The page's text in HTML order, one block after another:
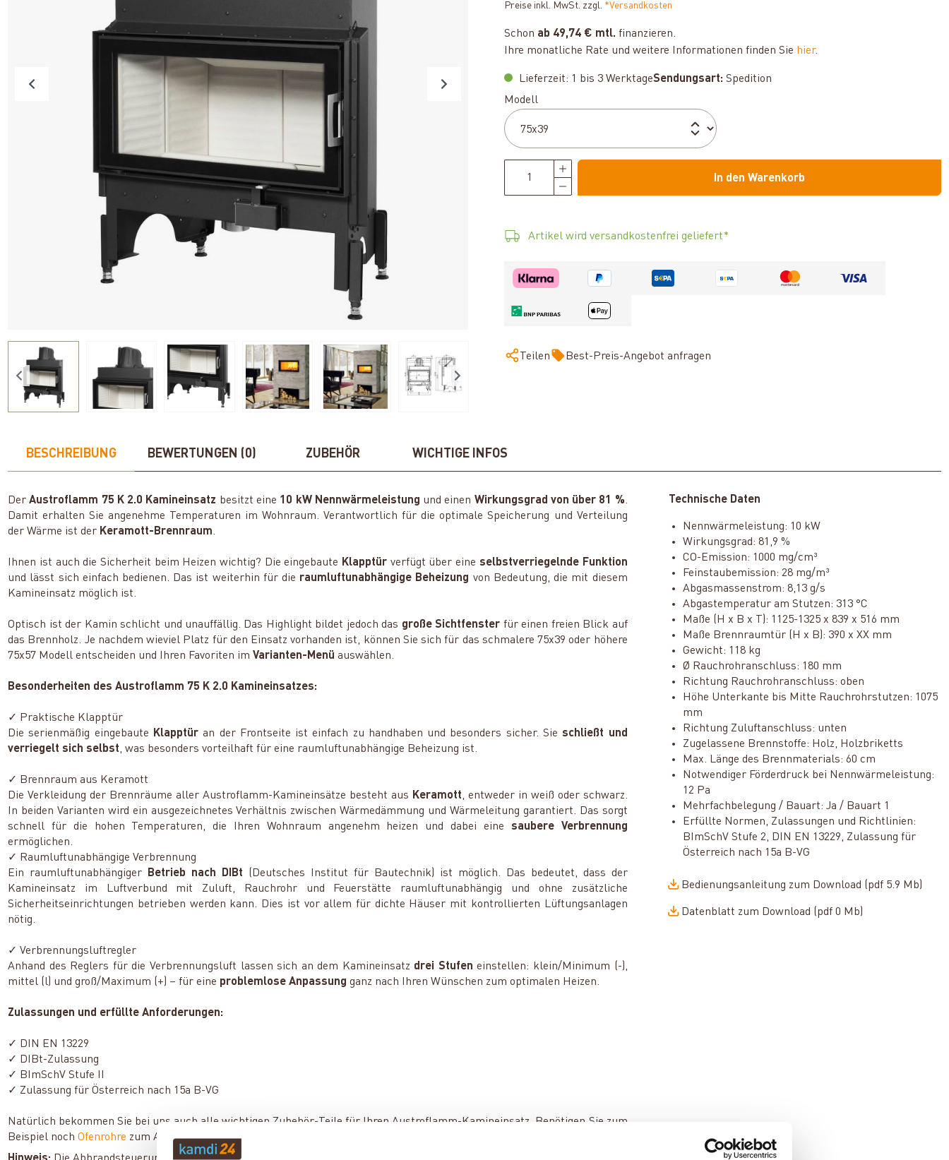
Preise inkl. MwSt. zzgl. *Versandkosten
Schon ab 49,74 € mtl. finanzieren.
Ihre monatliche Rate und weitere Informationen finden Sie hier.
Lieferzeit: 1 bis 3 WerktageSendungsart: Spedition
Modell
In den Warenkorb
Artikel wird versandkostenfrei geliefert*
Teilen Best-Preis-Angebot anfragen
BESCHREIBUNG BEWERTUNGEN (0) ZUBEHÖR WICHTIGE INFOS
DerAustroflamm 75 K 2.0 Kamineinsatz besitzt eine 10 kW Nennwärmeleistung und einen Wirkungsgrad von über 81 %.
Damit erhalten Sie angenehme Temperaturen im Wohnraum. Verantwortlich für die optimale Speicherung und Verteilung
der Wärme ist der Keramott-Brennraum.
Ihnen ist auch die Sicherheit beim Heizen wichtig? Die eingebaute Klapptür verfügt über eine selbstverriegelnde Funktion
und lässt sich einfach bedienen. Das ist weiterhin für die raumluftunabhängige Beheizung von Bedeutung, die mit diesem
Kamineinsatz möglich ist.
Optisch ist der Kamin schlicht und unauffällig. Das Highlight bildet jedoch das große Sichtfenster für einen freien Blick auf
das Brennholz. Je nachdem wieviel Platz für den Einsatz vorhanden ist, können Sie sich für das schmalere 75x39 oder höhere
75x57 Modell entscheiden und Ihren Favoriten imVarianten-Menü auswählen.
Besonderheiten des Austroflamm 75 K 2.0 Kamineinsatzes:
✓ Praktische Klapptür
Die serienmäßig eingebaute
Klapptür an der Frontseite ist einfach zu handhaben und besonders sicher. Sieschließt und
verriegelt sich selbst, was besonders vorteilhaft für eine raumluftunabhängige Beheizung ist.
✓ Brennraum aus Keramott
Die Verkleidung der Brennräume aller Austroflamm-Kamineinsätze besteht aus Keramott, entweder in weiß oder schwarz.
In beiden Varianten wird ein ausgezeichnetes Verhältnis zwischen Wärmedämmung und Wärmeleitung garantiert. Das sorgt
schnell für die hohen Temperaturen, die Ihren Wohnraum angenehm heizen und dabei eine saubere Verbrennung
ermöglichen.
✓ Raumluftunabhängige Verbrennung
Ein raumluftunabhängiger
Betrieb nach DIBt (Deutsches Institut für Bautechnik) ist möglich. Das bedeutet, dass der
Kamineinsatz im Luftverbund mit Zuluft, Rauchrohr und Feuerstätte raumluftunabhängig und ohne zusätzliche
Sicherheitseinrichtungen betrieben werden kann. Dies ist vor allem für dichte Häuser mit kontrollierten Lüftungsanlagen
nötig.
✓ Verbrennungsluftregler
Anhand des Reglers für die Verbrennungsluft lassen sich an dem Kamineinsatz drei Stufen einstellen: klein/Minimum (-),
mittel (l) und groß/Maximum (+) – für eine problemlose Anpassung ganz nach Ihren Wünschen zum optimalen Heizen.
Zulassungen und erfüllte Anforderungen:
✓ DIN EN 13229
✓ DIBt-Zulassung
✓ BImSchV Stufe II
✓ Zulassung für Österreich nach 15a B-VG
Natürlich bekommen Sie bei uns auch alle wichtigen Zubehör-Teile für Ihren Austroflamm-Kamineinsatz. Benötigen Sie zum
Beispiel nochOfenrohre zum Anschluss an den
Technische Daten
Nennwärmeleistung: 10 kW
Wirkungsgrad: 81,9 %
CO-Emission: 1000 mg/cm³
Feinstaubemission: 28 mg/m³
Abgasmassenstrom: 8,13 g/s
Abgastemperatur am Stutzen: 313 °C
Maße (H x B x T): 1125-1325 x 839 x 516 mm
Maße Brennraumtür (H x B): 390 x XX mm
Gewicht: 118 kg
Ø Rauchrohranschluss: 180 mm
Richtung Rauchrohranschluss: oben
Höhe Unterkante bis Mitte Rauchrohrstutzen: 1075
mm
Richtung Zuluftanschluss: unten
Zugelassene Brennstoffe: Holz, Holzbriketts
Max. Länge des Brennmaterials: 60 cm
Notwendiger Förderdruck bei Nennwärmeleistung:
12 Pa
Mehrfachbelegung / Bauart: Ja / Bauart 1
Erfüllte Normen, Zulassungen und Richtlinien:
BImSchV Stufe 2, DIN EN 13229, Zulassung für
Österreich nach 15a B-VG
Bedienungsanleitung zum Download (pdf 5.9 Mb)
Datenblatt zum Download (pdf 0 Mb)